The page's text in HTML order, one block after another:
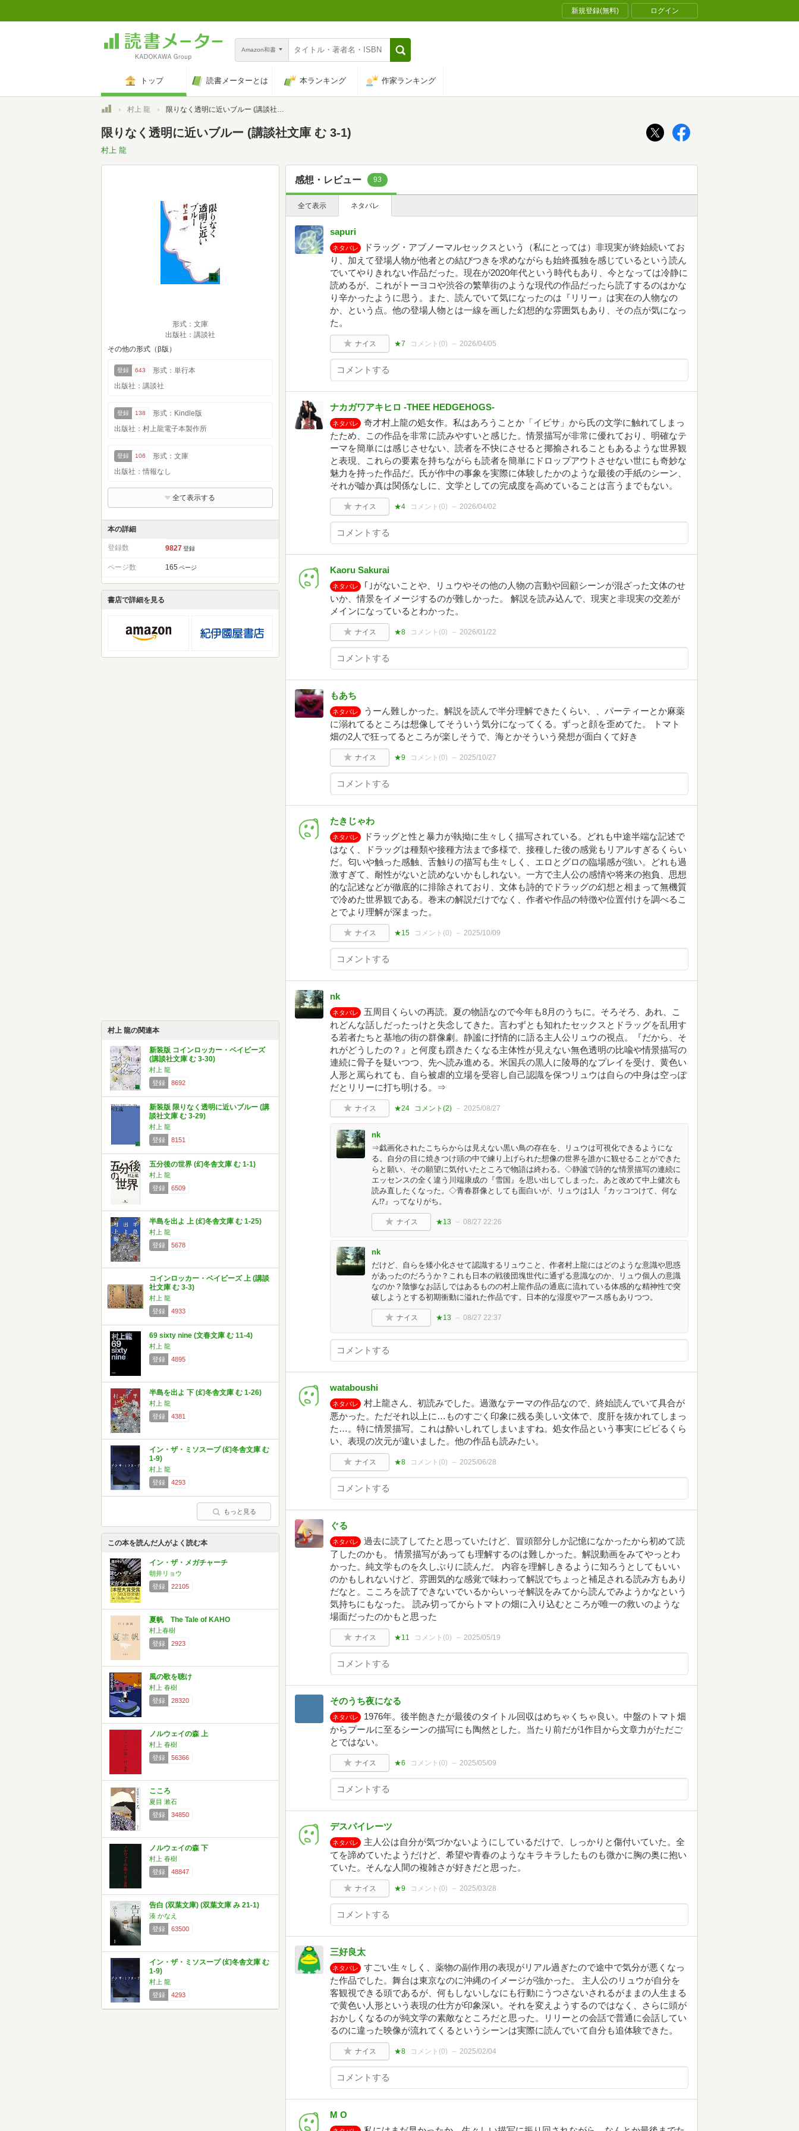
新規登録(無料) ログイン
Amazon和書
トップ 読書メーターとは 本ランキング 作家ランキング
トップ村上 龍 限りなく透明に近いブルー (講談社文庫 む 3-1)
限りなく透明に近いブルー (講談社文庫 む 3-1)
村上 龍
形式：文庫
出版社：講談社
その他の形式（β版）
登録 643
形式：単行本
出版社：講談社
登録 138
形式：Kindle版
出版社：村上龍電子本製作所
登録 106
形式：文庫
出版社：情報なし
全て表示する
本の詳細
登録数 9827 登録
ページ数 165 ページ
書店で詳細を見る
村上 龍の関連本
新装版 コインロッカー・ベイビーズ
(講談社文庫 む 3-30)
村上 龍
登録
8692
新装版 限りなく透明に近いブルー (講
談社文庫 む 3-29)
村上 龍
登録
8151
五分後の世界 (幻冬舎文庫 む 1-1)
村上 龍
登録
6509
半島を出よ 上 (幻冬舎文庫 む 1-25)
村上 龍
登録
5678
コインロッカー・ベイビーズ 上 (講談
社文庫 む 3-3)
村上 龍
登録
4933
69 sixty nine (文春文庫 む 11-4)
村上 龍
登録
4895
半島を出よ 下 (幻冬舎文庫 む 1-26)
村上 龍
登録
4381
イン・ザ・ミソスープ (幻冬舎文庫 む
1-9)
村上 龍
登録
4293
もっと見る
この本を読んだ人がよく読む本
イン・ザ・メガチャーチ
朝井リョウ
登録
22105
夏帆 The Tale of KAHO
村上春樹
登録
2923
風の歌を聴け
村上 春樹
登録
28320
ノルウェイの森 上
村上 春樹
登録
56366
こころ
夏目 漱石
登録
34850
ノルウェイの森 下
村上 春樹
登録
48847
告白 (双葉文庫) (双葉文庫 み 21-1)
湊 かなえ
登録
63500
イン・ザ・ミソスープ (幻冬舎文庫 む
1-9)
村上 龍
登録
4293
感想・レビュー 93
全て表示 ネタバレ
sapuri
ネタバレ
ドラッグ・アブノーマルセックスという（私にとっては）非現実が終始続いてお
り、加えて登場人物が他者との結びつきを求めながらも始終孤独を感じているという読ん
でいてやりきれない作品だった。現在が2020年代という時代もあり、今となっては冷静に
読めるが、これがトーヨコや渋谷の繁華街のような現代の作品だったら読了するのはかな
り辛かったように思う。また、読んでいて気になったのは『リリー』は実在の人物なの
か、という点。他の登場人物とは一線を画した幻想的な雰囲気もあり、その点が気になっ
た。
ナイス ★7 コメント(0) 2026/04/05
ナカガワアキヒロ -THEE HEDGEHOGS-
ネタバレ
奇才村上龍の処女作。私はあろうことか「イビサ」から氏の文学に触れてしまっ
たため、この作品を非常に読みやすいと感じた。情景描写が非常に優れており、明確なテ
ーマを簡単には感じさせない、読者を不快にさせると揶揄されることもあるような世界観
と表現、これらの要素を持ちながらも読者を簡単にドロップアウトさせない世にも奇妙な
魅力を持った作品だ。氏が作中の事象を実際に体験したかのような最後の手紙のシーン、
それが嘘か真は関係なしに、文学としての完成度を高めていることは言うまでもない。
ナイス ★4 コメント(0) 2026/04/02
Kaoru Sakurai
ネタバレ
｢｣がないことや、リュウやその他の人物の言動や回顧シーンが混ざった文体のせ
いか、情景をイメージするのが難しかった。 解説を読み込んで、現実と非現実の交差が
メインになっているとわかった。
ナイス ★8 コメント(0) 2026/01/22
もあち
ネタバレ
うーん難しかった。解説を読んで半分理解できたくらい、、パーティーとか麻薬
に溺れてるところは想像してそういう気分になってくる。ずっと顔を歪めてた。 トマト
畑の2人で狂ってるところが楽しそうで、海とかそういう発想が面白くて好き
ナイス ★9 コメント(0) 2025/10/27
たきじゃわ
ネタバレ
ドラッグと性と暴力が執拗に生々しく描写されている。どれも中途半端な記述で
はなく、ドラッグは種類や接種方法まで多様で、接種した後の感覚もリアルすぎるくらい
だ。匂いや触った感触、舌触りの描写も生々しく、エロとグロの臨場感が強い。どれも過
激すぎて、耐性がないと読めないかもしれない。一方で主人公の感情や将来の抱負、思想
的な記述などが徹底的に排除されており、文体も詩的でドラッグの幻想と相まって無機質
で冷めた世界観である。巻末の解説だけでなく、作者や作品の特徴や位置付けを調べるこ
とでより理解が深まった。
ナイス ★15 コメント(0) 2025/10/09
nk
ネタバレ
五周目くらいの再読。夏の物語なので今年も8月のうちに。そろそろ、あれ、こ
れどんな話しだったっけと失念してきた。言わずとも知れたセックスとドラッグを乱用す
る若者たちと基地の街の群像劇。静謐に抒情的に語る主人公リュウの視点。『だから、そ
れがどうしたの？』と何度も躓きたくなる主体性が見えない無色透明の比喩や情景描写の
連続に骨子を疑いつつ、先へ読み進める。米国兵の黒人に陵辱的なプレイを受け、黄色い
人形と罵られても、自ら被虐的立場を受容し自己認識を保つリュウは自らの中身は空っぽ
だとリリーに打ち明ける。⇒
ナイス ★24 コメント(2) 2025/08/27
nk
⇒戯画化されたこちらからは見えない黒い鳥の存在を、リュウは可視化できるようにな
る。自分の目に焼きつけ頭の中で練り上げられた想像の世界を誰かに観せることができた
らと願い、その願望に気付いたところで物語は終わる。◇静謐で詩的な情景描写の連続に
エッセンスの全く違う川端康成の『雪国』を思い出してしまった。あと改めて中上健次も
読み直したくなった。◇青春群像としても面白いが、リュウは1人『カッコつけて、何な
ん⁉︎』ってなりがち。
ナイス ★13 08/27 22:26
nk
だけど、自らを矮小化させて認識するリュウこと、作者村上龍にはどのような意識や思惑
があったのだろうか？これも日本の戦後団塊世代に通ずる意識なのか、リュウ個人の意識
なのか？陰惨なお話しではあるものの村上龍作品の通底に流れている体感的な精神性で突
破しようとする初期衝動に溢れた作品です。日本的な湿度やアース感もありつつ。
ナイス ★13 08/27 22:37
wataboushi
ネタバレ
村上龍さん、初読みでした。過激なテーマの作品なので、終始読んでいて具合が
悪かった。ただそれ以上に…ものすごく印象に残る美しい文体で、度肝を抜かれてしまっ
た…。特に情景描写。これは酔いしれてしまいますね。処女作品という事実にビビるくら
い、表現の次元が違いました。他の作品も読みたい。
ナイス ★8 コメント(0) 2025/06/28
ぐる
ネタバレ
過去に読了してたと思っていたけど、冒頭部分しか記憶になかったから初めて読
了したのかも。 情景描写があっても理解するのは難しかった。解説動画をみてやっとわ
かった。純文学ものを久しぶりに読んだ。 内容を理解しきるように知ろうとしてもいい
のかもしれないけど、雰囲気的な感覚で味わって解説でちょっと補足される読み方もあり
だなと。こころを読了できないでいるからいっそ解説をみてから読んでみようかなという
気持ちにもなった。 読み切ってからトマトの畑に入り込むところが唯一の救いのような
場面だったのかもと思った
ナイス ★11 コメント(0) 2025/05/19
そのうち夜になる
ネタバレ
1976年。後半飽きたが最後のタイトル回収はめちゃくちゃ良い。中盤のトマト畑
からプールに至るシーンの描写にも陶然とした。当たり前だが1作目から文章力がただご
とではない。
ナイス ★6 コメント(0) 2025/05/09
デスパイレーツ
ネタバレ
主人公は自分が気づかないようにしているだけで、しっかりと傷付いていた。全
てを諦めていたようだけど、希望や青春のようなキラキラしたものも微かに胸の奥に抱い
ていた。そんな人間の複雑さが好きだと思った。
ナイス ★9 コメント(0) 2025/03/28
三好良太
ネタバレ
すごい生々しく、薬物の副作用の表現がリアル過ぎたので途中で気分が悪くなっ
た作品でした。舞台は東京なのに沖縄のイメージが強かった。 主人公のリュウが自分を
客観視できる頭であるが、何もしないしなにも行動にうつさないされるがままの人生まる
で黄色い人形という表現の仕方が印象深い。それを変えようするのではなく、さらに頭が
おかしくなるのが純文学の素敵なところだと思った。リリーとの会話で普通に会話してい
るのに違った映像が流れてくるというシーンは実際に読んでいて自分も追体験できた。
ナイス ★8 コメント(0) 2025/02/04
M O